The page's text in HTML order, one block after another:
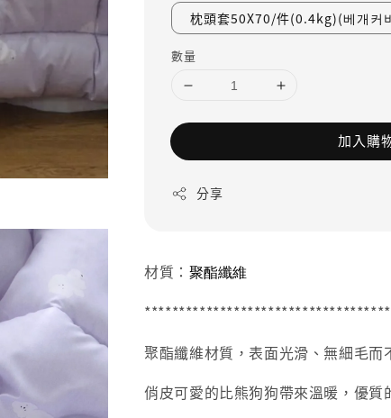
枕頭套50X70/件(0.4kg)(베개커
數量
加入購
分享
材質： 聚酯纖維
聚酯纖維材質，表面光滑、無細毛而
俏皮可愛的比熊狗狗帶來溫暖，優質